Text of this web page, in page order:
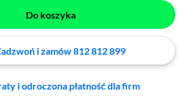
Do koszyka
i zamów 812 812 899
i odroczona płatność dla firm